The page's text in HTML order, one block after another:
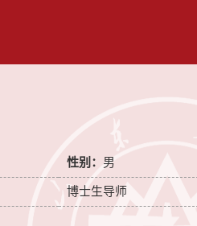
性别： 男
博士生导师